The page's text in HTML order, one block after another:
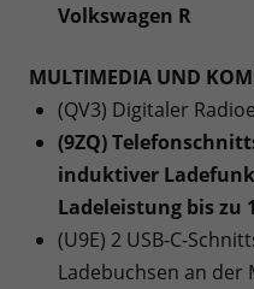
Volkswagen R
MULTIMEDIA UND
(QV3) Digitaler
(9ZQ)
induktiver
Ladeleistung bis zu
(U9E) 2 USB-C-
Ladebuchsen an